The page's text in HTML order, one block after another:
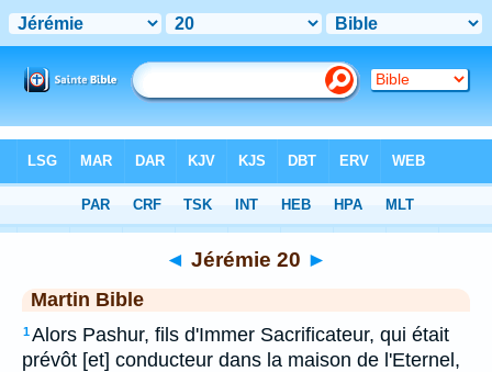
> Jérémie 20
◄ Jérémie 20 ►
Martin Bible
1Alors Pashur, fils d'Immer Sacrificateur, qui était
prévôt [et] conducteur dans la maison de l'Eternel,